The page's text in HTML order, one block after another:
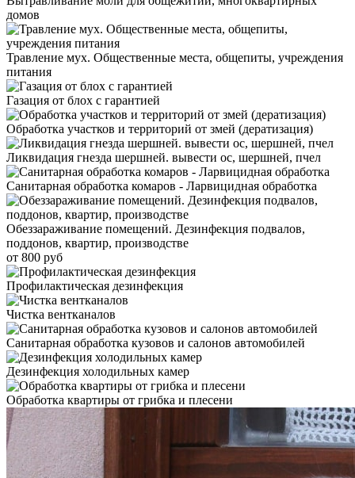
домов
Травление мух. Общественные места, общепиты, учреждения
питания
Газация от блох с гарантией
Обработка участков и территорий от змей (дератизация)
Ликвидация гнезда шершней. вывести ос, шершней, пчел
Санитарная обработка комаров - Ларвицидная обработка
Обеззараживание помещений. Дезинфекция подвалов,
поддонов, квартир, производстве
от 800 руб
Профилактическая дезинфекция
Чистка вентканалов
Санитарная обработка кузовов и салонов автомобилей
Дезинфекция холодильных камер
Обработка квартиры от грибка и плесени